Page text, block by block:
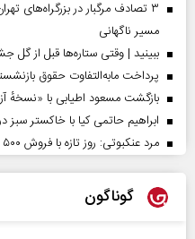
۳ تصادف مرگبار در بزرگراه‌های
مسیر ناگهانی
ببینید | وقتی ستاره‌ها قبل از گل
پرداخت مابه‌التفاوت حقوق
بازگشت مسعود اطیابی با «نسخهٔ
ابراهیم حاتمی کیا با خاکستر
مرد عنکبوتی: روز تازه با فروش ۵۰۰ میلیون دلاری در آمریکا رکوردشکنی کرد
گوناگون